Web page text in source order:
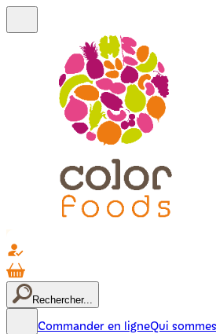
Rechercher...
Commander en ligneQui